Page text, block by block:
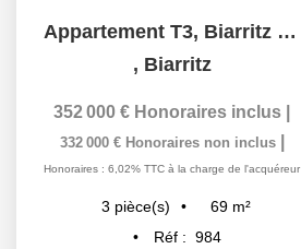
Appartement T3, Biarritz Grande Plage (Usage professionnel...
, Biarritz
352 000 € Honoraires inclus
332 000 € Honoraires non inclus
Honoraires : 6,02% TTC à la charge de l'acquéreur
3 pièce(s) 69 m²
Réf : 984